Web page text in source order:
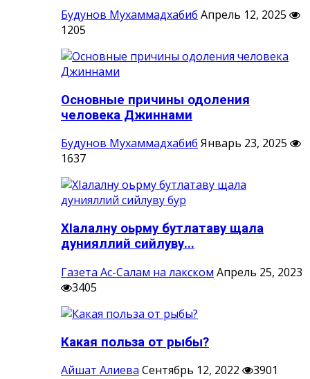
Будунов Мухаммадхабиб Апрель 12, 2025
1205
Основные причины одоления
человека Джиннами
Будунов Мухаммадхабиб Январь 23, 2025
1637
ХIалалну оьрму бутлатаву щала
дунияллий сийлуву...
Газета Ас-Салам на лакском Апрель 25, 2023
3405
Какая польза от рыбы?
Айшат Алиева Сентябрь 12, 2022
3901